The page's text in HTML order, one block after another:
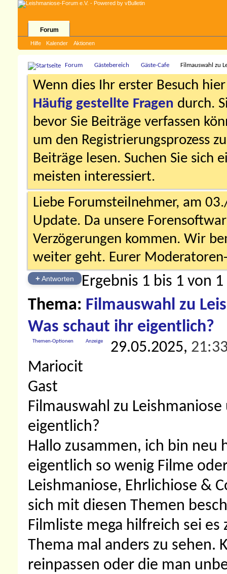
Forum
Hilfe Kalender Aktionen
Forum Gästebereich Gäste-Cafe Filmauswahl zu
Wenn dies Ihr erster Besuch
Häufig gestellte Fragen durch.
bevor Sie Beiträge verfassen
um den Registrierungsprozess
Beiträge lesen. Suchen Sie sich
meisten interessiert.
Liebe Forumsteilnehmer, am
Update. Da unsere
Verzögerungen kommen. Wir
weiter geht. Eurer
+Antworten Ergebnis 1 bis 1 von 1
Thema: Filmauswahl zu
Was schaut ihr eigentlich?
Themen-Optionen Anzeige 29.05.2025,
Mariocit
Gast
Filmauswahl zu
eigentlich?
Hallo zusammen, ich bin neu
eigentlich so wenig Filme
Leishmaniose, Ehrlichiose &
sich mit diesen Themen
Filmliste mega hilfreich sei
Thema mal anders zu sehen.
reinpassen oder die man